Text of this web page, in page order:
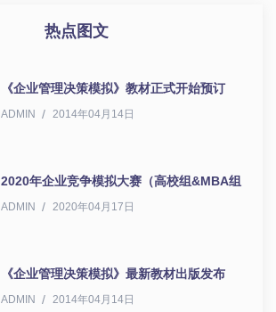
热点图文
《企业管理决策模拟》教材正式开始预订
ADMIN 2014年04月14日
2020年企业竞争模拟大赛（高校组&MBA组
ADMIN 2020年04月17日
《企业管理决策模拟》最新教材出版发布
ADMIN 2014年04月14日